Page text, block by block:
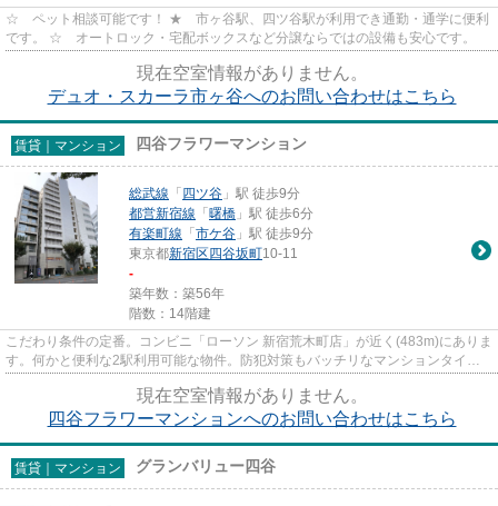
☆ ペット相談可能です！ ★ 市ヶ谷駅、四ツ谷駅が利用でき通勤・通学に便利
です。 ☆ オートロック・宅配ボックスなど分譲ならではの設備も安心です。
現在空室情報がありません。
デュオ・スカーラ市ヶ谷へのお問い合わせはこちら
賃貸｜マンション 四谷フラワーマンション
総武線 「 四ツ谷 」駅 徒歩9分
都営新宿線 「 曙橋 」駅 徒歩6分
有楽町線 「 市ケ谷 」駅 徒歩9分
東京都新宿区 四谷坂町10‐11
-
築年数：築56年
階数：14階建
こだわり条件の定番。コンビニ「ローソン 新宿荒木町店」が近く(483m)にありま
す。何かと便利な2駅利用可能な物件。防犯対策もバッチリなマンションタイプ
現在空室情報がありません。
四谷フラワーマンションへのお問い合わせはこちら
賃貸｜マンション グランバリュー四谷